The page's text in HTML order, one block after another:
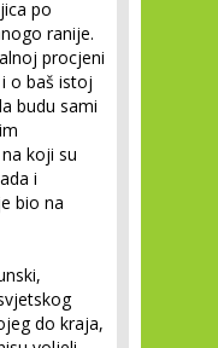
po
ranije.
procjeni
o baš istoj
budu sami
koji su
i
bio na
do kraja,